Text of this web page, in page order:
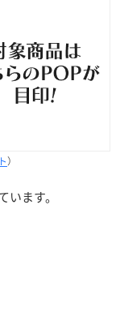
）
います。